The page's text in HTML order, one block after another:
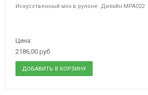
Искусственный мох в рулоне. Дизайн MPA022
Цена:
2186,00 руб